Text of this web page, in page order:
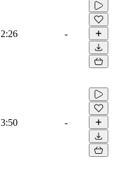
2:26 -
3:50 -